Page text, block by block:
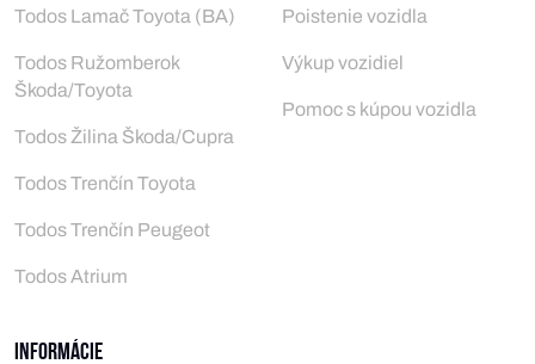
Todos Lamač Toyota (BA)
Todos Ružomberok
Škoda/Toyota
Todos Žilina Škoda/Cupra
Todos Trenčín Toyota
Todos Trenčín Peugeot
Todos Atrium
Poistenie vozidla
Výkup vozidiel
Pomoc s kúpou vozidla
Informácie